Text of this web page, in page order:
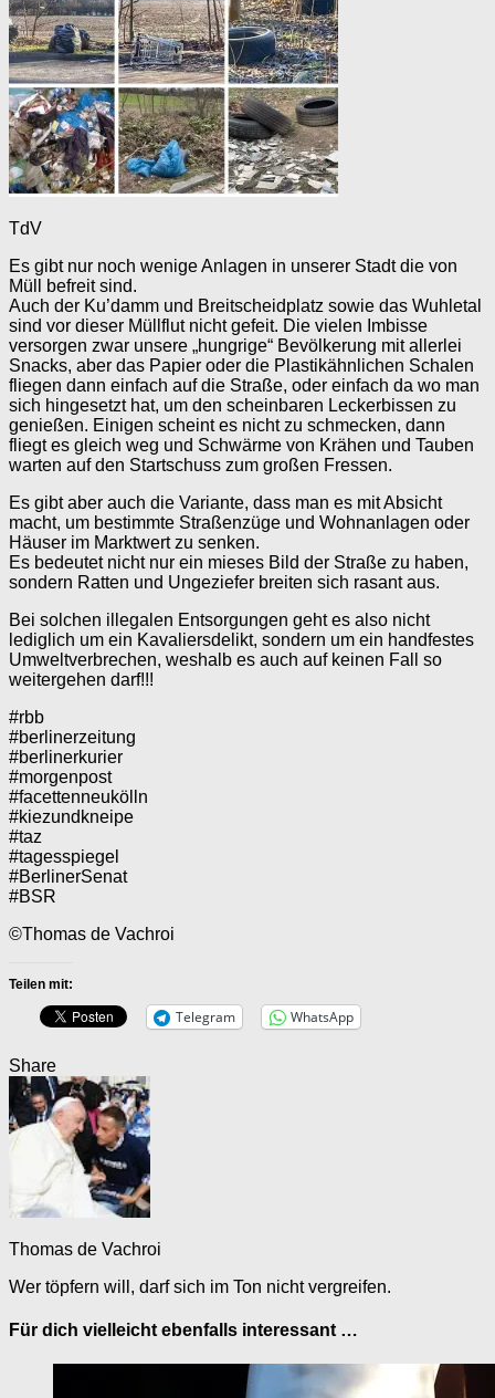
TdV
Es gibt nur noch wenige Anlagen in unserer Stadt die von
Müll befreit sind.
Auch der Ku’damm und Breitscheidplatz sowie das Wuhletal
sind vor dieser Müllflut nicht gefeit. Die vielen Imbisse
versorgen zwar unsere „hungrige“ Bevölkerung mit allerlei
Snacks, aber das Papier oder die Plastikähnlichen Schalen
fliegen dann einfach auf die Straße, oder einfach da wo man
sich hingesetzt hat, um den scheinbaren Leckerbissen zu
genießen. Einigen scheint es nicht zu schmecken, dann
fliegt es gleich weg und Schwärme von Krähen und Tauben
warten auf den Startschuss zum großen Fressen.
Es gibt aber auch die Variante, dass man es mit Absicht
macht, um bestimmte Straßenzüge und Wohnanlagen oder
Häuser im Marktwert zu senken.
Es bedeutet nicht nur ein mieses Bild der Straße zu haben,
sondern Ratten und Ungeziefer breiten sich rasant aus.
Bei solchen illegalen Entsorgungen geht es also nicht
lediglich um ein Kavaliersdelikt, sondern um ein handfestes
Umweltverbrechen, weshalb es auch auf keinen Fall so
weitergehen darf!!!
#rbb
#berlinerzeitung
#berlinerkurier
#morgenpost
#facettenneukölln
#kiezundkneipe
#taz
#tagesspiegel
#BerlinerSenat
#BSR
©Thomas de Vachroi
Teilen mit:
Telegram WhatsApp
Share
Thomas de Vachroi
Wer töpfern will, darf sich im Ton nicht vergreifen.
Für dich vielleicht ebenfalls interessant …